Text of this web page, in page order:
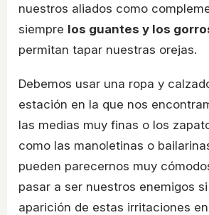
nuestros aliados como
siempre los guantes y los
permitan tapar nuestras orejas.
Debemos usar una ropa y
estación en la que nos
las medias muy finas o los
como las manoletinas o
pueden parecernos muy
pasar a ser nuestros enemigos
aparición de estas irritaciones